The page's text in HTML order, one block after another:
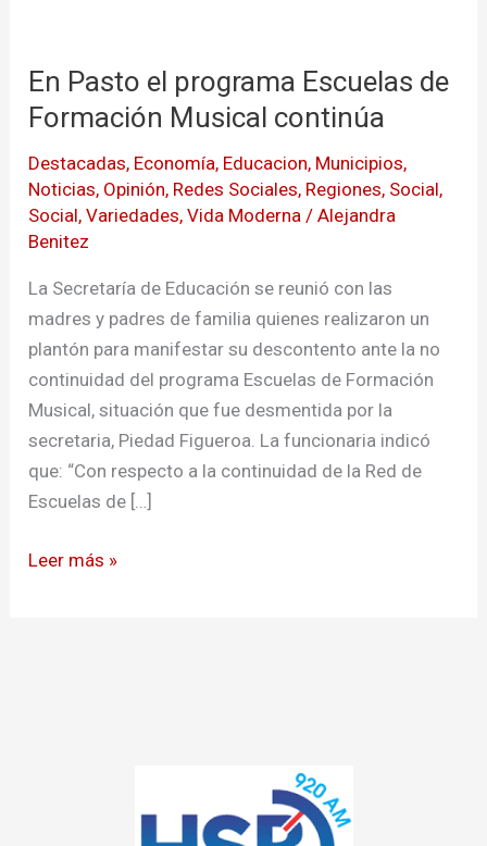
En Pasto el programa Escuelas de
Formación Musical continúa
Destacadas, Economía, Educacion, Municipios,
Noticias, Opinión, Redes Sociales, Regiones, Social,
Social,Variedades,Vida Moderna /Alejandra
Benitez
La Secretaría de Educación se reunió con las
madres y padres de familia quienes realizaron un
plantón para manifestar su descontento ante la no
continuidad del programa Escuelas de Formación
Musical, situación que fue desmentida por la
secretaria, Piedad Figueroa. La funcionaria indicó
que: “Con respecto a la continuidad de la Red de
Escuelas de […]
el
programa
de
Formación
Musical
Leer más »